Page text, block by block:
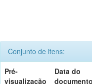
Conjunto de itens:
Pré-
visualização
Data do
documento